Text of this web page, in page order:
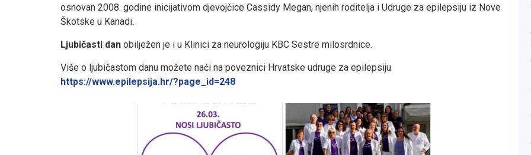
osnovan 2008. godine inicijativom djevojčice Cassidy Megan, njenih roditelja i Udruge za epilepsiju iz Nove
Škotske u Kanadi.
Ljubičasti dan obilježen je i u Klinici za neurologiju KBC Sestre milosrdnice.
Više o ljubičastom danu možete naći na poveznici Hrvatske udruge za epilepsiju
https://www.epilepsija.hr/?page_id=248